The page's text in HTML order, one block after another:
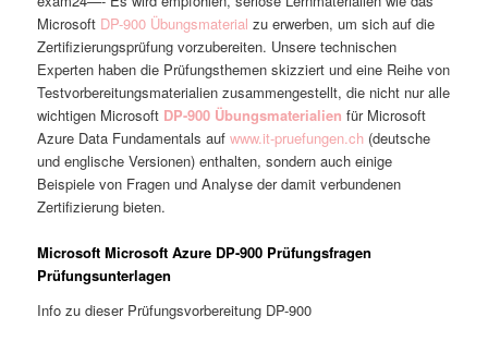
Microsoft DP-900 Übungsmaterial zu erwerben, um sich auf die
Zertifizierungsprüfung vorzubereiten. Unsere technischen
Experten haben die Prüfungsthemen skizziert und eine Reihe von
Testvorbereitungsmaterialien zusammengestellt, die nicht nur alle
wichtigen Microsoft DP-900 Übungsmaterialien für Microsoft
Azure Data Fundamentals aufwww.it-pruefungen.ch (deutsche
und englische Versionen) enthalten, sondern auch einige
Beispiele von Fragen und Analyse der damit verbundenen
Zertifizierung bieten.
Microsoft Microsoft Azure DP-900 Prüfungsfragen
Prüfungsunterlagen
Info zu dieser Prüfungsvorbereitung DP-900